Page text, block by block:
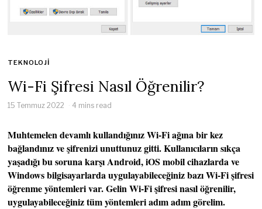
TEKNOLOJI
Wi-Fi Şifresi Nasıl Öğrenilir?
15 Temmuz 2022 4 mins read
Muhtemelen devamlı kullandığınız Wi-Fi ağına bir kez
bağlandınız ve şifrenizi unuttunuz gitti. Kullanıcıların sıkça
yaşadığı bu soruna karşı Android, iOS mobil cihazlarda ve
Windows bilgisayarlarda uygulayabileceğiniz bazı Wi-Fi şifresi
öğrenme yöntemleri var. Gelin Wi-Fi şifresi nasıl öğrenilir,
uygulayabileceğiniz tüm yöntemleri adım adım görelim.